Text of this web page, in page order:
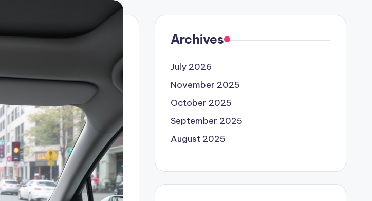
Archives
July 2026
November 2025
October 2025
September 2025
August 2025